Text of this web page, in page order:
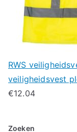
RWS
veiligheidsvest
€12.04
Zoeken